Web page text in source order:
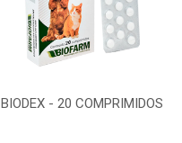
BIODEX - 20 COMPRIMIDOS